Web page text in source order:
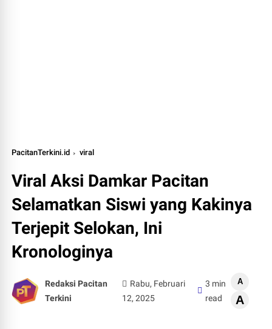
PacitanTerkini.id viral
Viral Aksi Damkar Pacitan
Selamatkan Siswi yang Kakinya
Terjepit Selokan, Ini
Kronologinya
Redaksi Pacitan
Terkini
Rabu, Februari
12, 2025
3 min
read
A
A